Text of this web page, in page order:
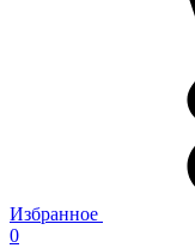
Избранное
0